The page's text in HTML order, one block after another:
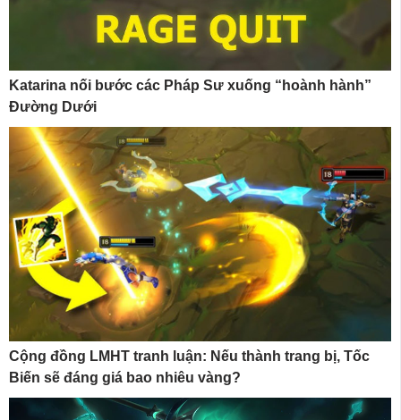
Katarina nối bước các Pháp Sư xuống “hoành hành”
Đường Dưới
Cộng đồng LMHT tranh luận: Nếu thành trang bị, Tốc
Biến sẽ đáng giá bao nhiêu vàng?